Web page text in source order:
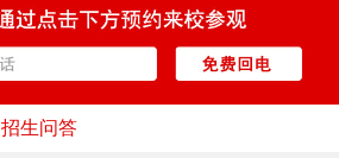
招生问答